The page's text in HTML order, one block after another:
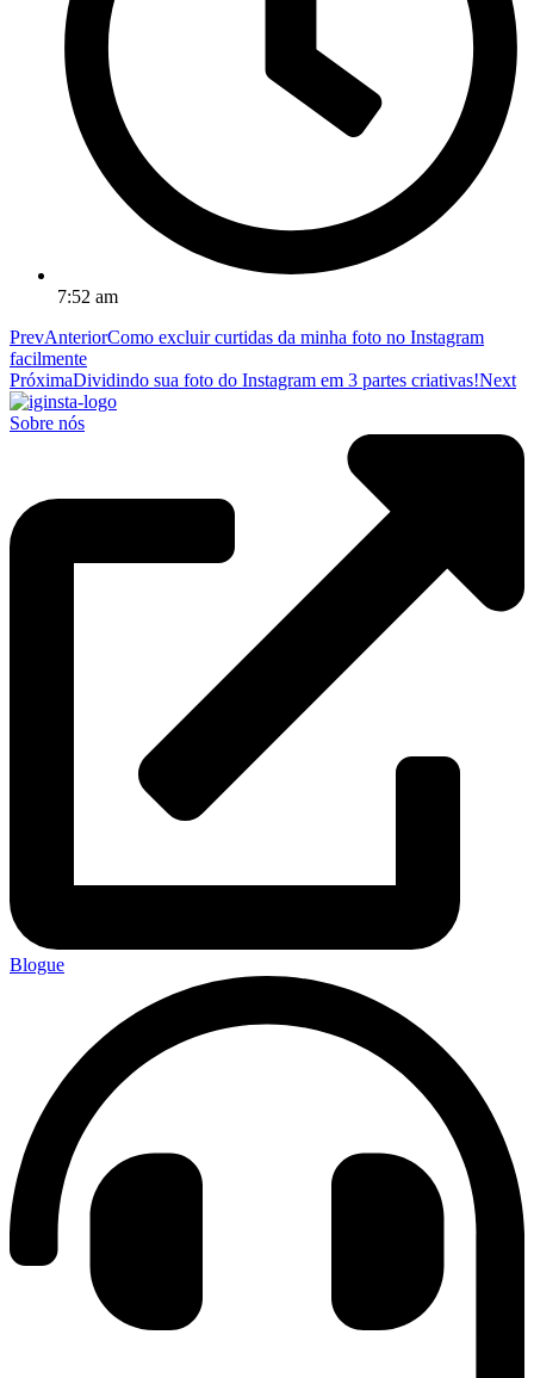
7:52 am
PrevAnteriorComo excluir curtidas da minha foto no Instagram
facilmente
PróximaDividindo sua foto do Instagram em 3 partes criativas!Next
Sobre nós
Blogue